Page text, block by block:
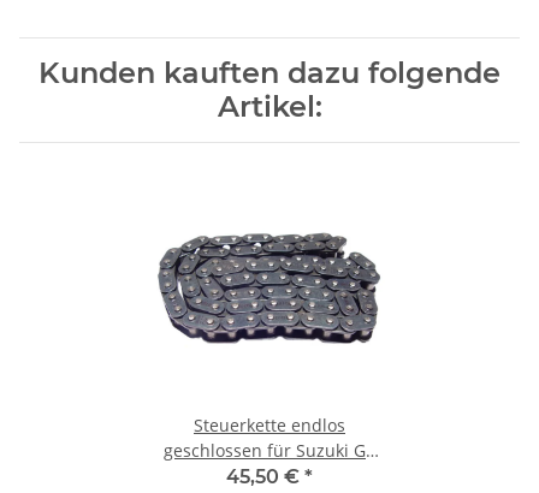
Kunden kauften dazu folgende
Artikel:
Steuerkette endlos
geschlossen für Suzuki GS
500 550 GSX 600 GSX-R 750
45,50 € *